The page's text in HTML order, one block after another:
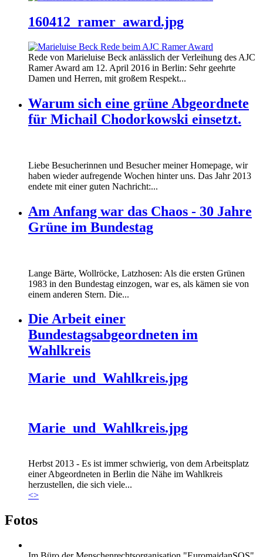
160412_ramer_award.jpg
Rede von Marieluise Beck anlässlich der Verleihung des AJC
Ramer Award am 12. April 2016 in Berlin: Sehr geehrte
Damen und Herren, mit großem Respekt...
Warum sich eine grüne Abgeordnete
für Michail Chodorkowski einsetzt.
Liebe Besucherinnen und Besucher meiner Homepage, wir
haben wieder aufregende Wochen hinter uns. Das Jahr 2013
endete mit einer guten Nachricht:...
Am Anfang war das Chaos - 30 Jahre
Grüne im Bundestag
Lange Bärte, Wollröcke, Latzhosen: Als die ersten Grünen
1983 in den Bundestag einzogen, war es, als kämen sie von
einem anderen Stern. Die...
Die Arbeit einer
Bundestagsabgeordneten im
Wahlkreis
Marie_und_Wahlkreis.jpg
Marie_und_Wahlkreis.jpg
Herbst 2013 - Es ist immer schwierig, von dem Arbeitsplatz
einer Abgeordneten in Berlin die Nähe im Wahlkreis
herzustellen, die sich viele...
<>
Fotos